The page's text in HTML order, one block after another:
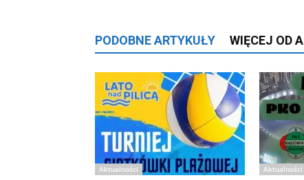
PODOBNE ARTYKUŁY WIĘCEJ OD
Aktualności Aktualności